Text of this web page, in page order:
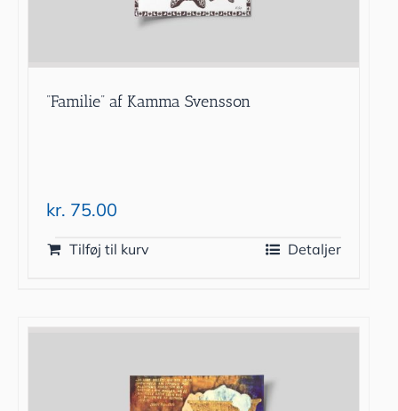
”Familie” af Kamma Svensson
kr. 75.00
Tilføj til kurv Detaljer